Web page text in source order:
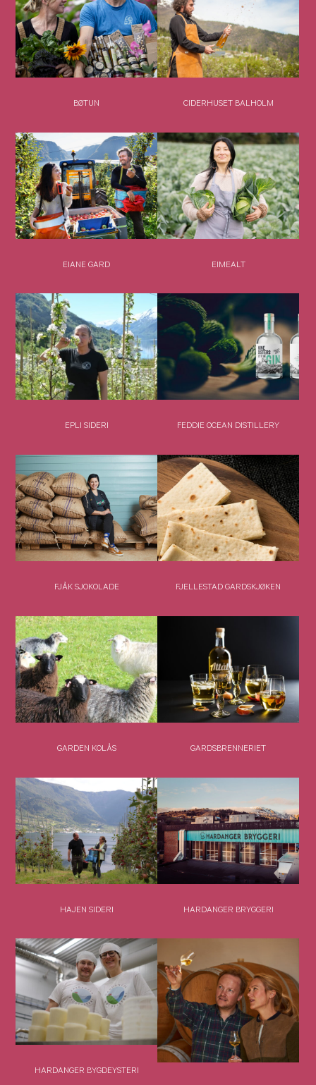
BØTUN CIDERHUSET BALHOLM
EIANE GARD EIMEALT
EPLI SIDERI FEDDIE OCEAN DISTILLERY
FJÅK SJOKOLADE FJELLESTAD GARDSKJØKEN
GARDEN KOLÅS GARDSBRENNERIET
HAJEN SIDERI HARDANGER BRYGGERI
HARDANGER BYGDEYSTERI